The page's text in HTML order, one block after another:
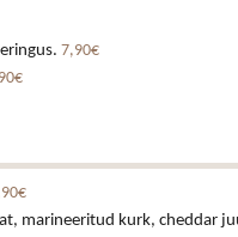
7,90€
marineeritud kurk, cheddar